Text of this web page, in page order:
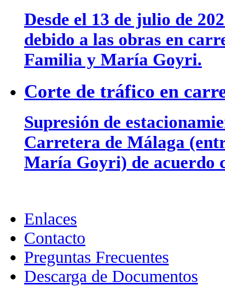
Desde el 13 de julio de
debido a las obras en
Familia y María Goyri.
Corte de tráfico en
Supresión de
Carretera de Málaga
María Goyri) de acuerdo
Enlaces
Contacto
Preguntas Frecuentes
Descarga de Documentos